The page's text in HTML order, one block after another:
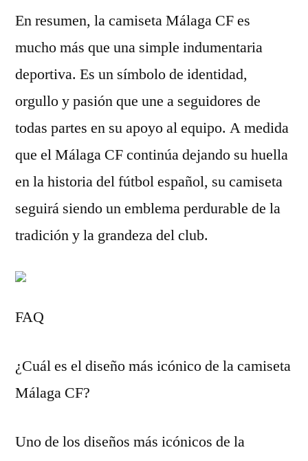
En resumen, la camiseta Málaga CF es
mucho más que una simple indumentaria
deportiva. Es un símbolo de identidad,
orgullo y pasión que une a seguidores de
todas partes en su apoyo al equipo. A medida
que el Málaga CF continúa dejando su huella
en la historia del fútbol español, su camiseta
seguirá siendo un emblema perdurable de la
tradición y la grandeza del club.
FAQ
¿Cuál es el diseño más icónico de la camiseta
Málaga CF?
Uno de los diseños más icónicos de la